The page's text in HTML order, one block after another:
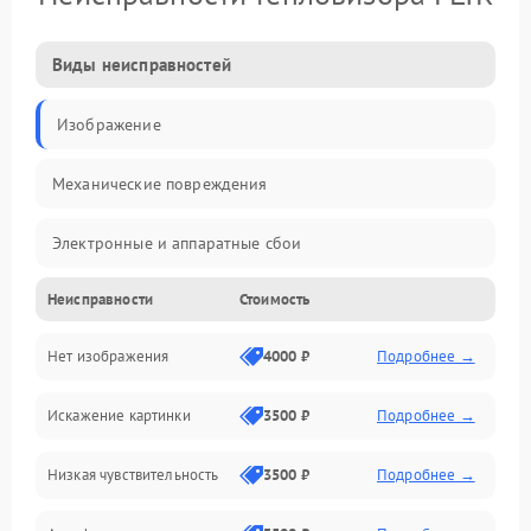
Виды неисправностей
Изображение
Механические повреждения
Электронные и аппаратные сбои
Неисправности сенсора и оптики
Программные ошибки
Электропитание
Измерения
Неисправности Стоимость
Нет изображения 4000 ₽ Подробнее →
Искажение картинки 3500 ₽ Подробнее →
Низкая чувствительность 3500 ₽ Подробнее →